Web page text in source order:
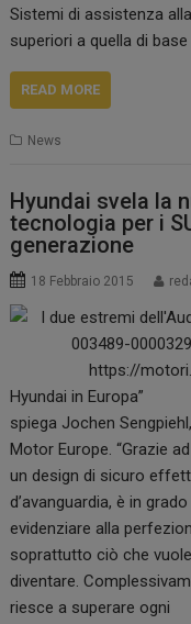
Sistemi di assistenza
superiori a quella di
READ MORE
News
Hyundai svela la
tecnologia per i
generazione
18 Febbraio 2015
Hyundai in Europa”
spiega Jochen
Motor Europe. “Grazie ad
un design di sicuro
d’avanguardia, è in grado
evidenziare alla
soprattutto ciò che vuole
diventare.
riesce a superare ogni